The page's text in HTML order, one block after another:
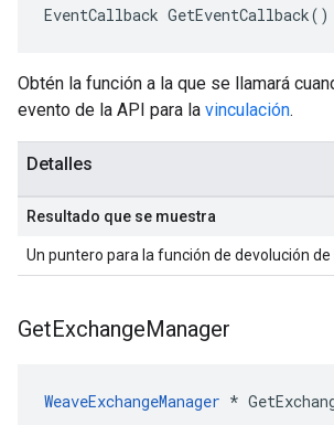
EventCallback GetEventCallback()
Obtén la función a la que se llamará
evento de la API para la vinculación.
Detalles
Resultado que se muestra
Un puntero para la función de devolución de
GetExchangeManager
WeaveExchangeManager *